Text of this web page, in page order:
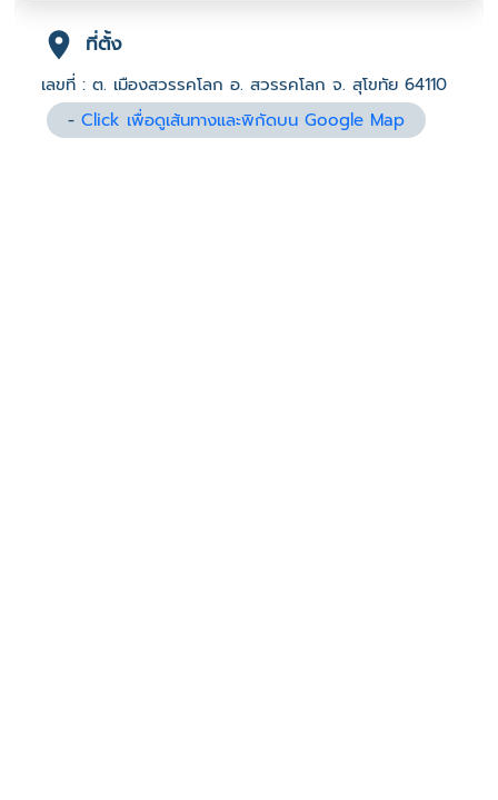
ที่ตั้ง
เลขที่ : ต. เมืองสวรรคโลก อ. สวรรคโลก จ. สุโขทัย 64110
-Click เพื่อดูเส้นทางและพิกัดบน Google Map